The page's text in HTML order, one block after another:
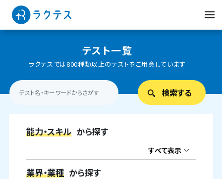
テスト一覧
ラクテスでは800種類以上のテストをご用意しています
能力・スキル から探す
すべて表示
業界・業種 から探す